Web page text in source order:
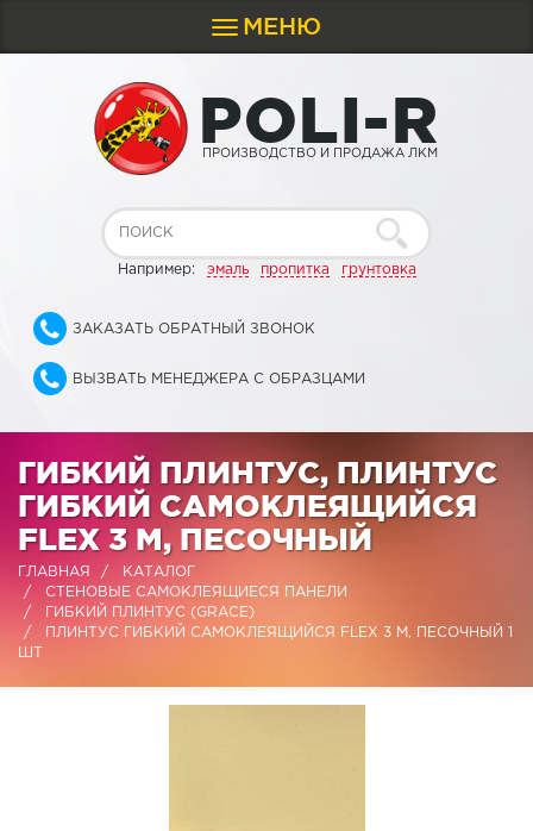
Toggle
navigation
МЕНЮ
POLI-R
ПРОИЗВОДСТВО И ПРОДАЖА ЛКМ
Например: эмаль пропитка грунтовка
ЗАКАЗАТЬ ОБРАТНЫЙ ЗВОНОК
ВЫЗВАТЬ МЕНЕДЖЕРА С ОБРАЗЦАМИ
ГИБКИЙ ПЛИНТУС, ПЛИНТУС
ГИБКИЙ САМОКЛЕЯЩИЙСЯ
FLEX 3 М, ПЕСОЧНЫЙ
ГЛАВНАЯ
КАТАЛОГ
СТЕНОВЫЕ САМОКЛЕЯЩИЕСЯ ПАНЕЛИ
ГИБКИЙ ПЛИНТУС (GRACE)
ПЛИНТУС ГИБКИЙ САМОКЛЕЯЩИЙСЯ FLEX 3 М, ПЕСОЧНЫЙ 1
ШТ